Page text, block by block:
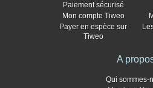
Paiement sécurisé
Mon compte Tiweo
Payer en espèce sur
Tiweo
A
Qui sommes-